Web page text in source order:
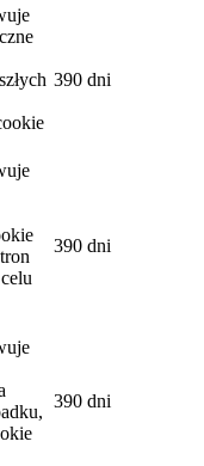
390 dni
390 dni
390 dni